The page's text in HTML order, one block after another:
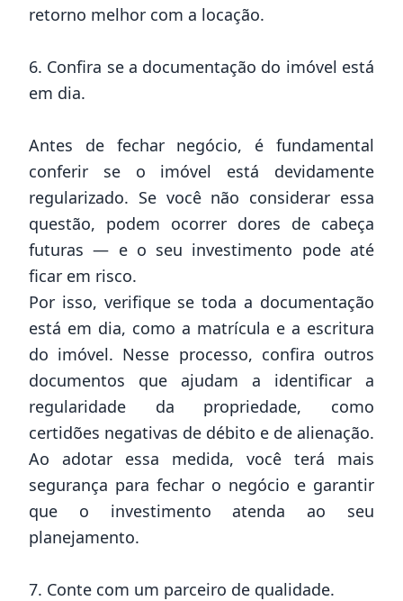
retorno melhor com a locação.
6. Confira se a documentação do imóvel está
em dia.
Antes de fechar negócio, é fundamental
conferir se o imóvel está devidamente
regularizado. Se você não considerar essa
questão, podem ocorrer dores de cabeça
futuras — e o seu investimento pode até
ficar em risco.
Por isso, verifique se toda a documentação
está em dia, como a matrícula e a escritura
do imóvel. Nesse processo, confira outros
documentos que ajudam a identificar a
regularidade da propriedade, como
certidões negativas de débito e de alienação.
Ao adotar essa medida, você terá mais
segurança para fechar o negócio e garantir
que o investimento atenda ao seu
planejamento.
7. Conte com um parceiro de qualidade.